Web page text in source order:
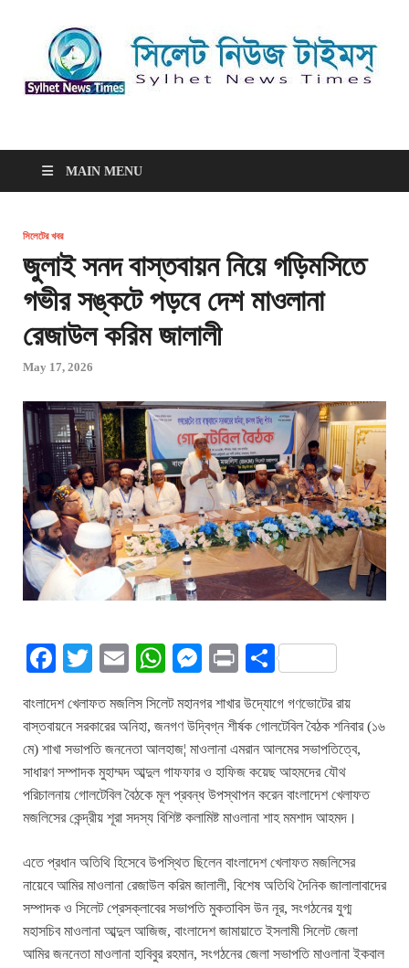
News Times
MAIN MENU
সিলেটের খবর
জুলাই সনদ বাস্তবায়ন নিয়ে গড়িমসিতে
গভীর সঙ্কটে পড়বে দেশ মাওলানা
রেজাউল করিম জালালী
May 17, 2026
Fa
bo
ok
T
tte
r
E
ail
W
ts
A
pp
M
se
ng
er
Pr
t
S
re
বাংলাদেশ খেলাফত মজলিস সিলেট মহানগর শাখার উদ্যোগে গণভোটের রায়
বাস্তবায়নে সরকারের অনিহা, জনগণ উদ্বিগ্ন শীর্ষক গোলটেবিল বৈঠক শনিবার (১৬
মে) শাখা সভাপতি জননেতা আলহাজ¦ মাওলানা এমরান আলমের সভাপতিত্বে,
সাধারণ সম্পাদক মুহাম্মদ আব্দুল গাফফার ও হাফিজ কয়েছ আহমদের যৌথ
পরিচালনায় গোলটেবিল বৈঠকে মূল প্রবন্ধ উপস্থাপন করেন বাংলাদেশ খেলাফত
মজলিসের কেন্দ্রীয় শূরা সদস্য বিশিষ্ট কলামিষ্ট মাওলানা শাহ মমশাদ আহমদ।
এতে প্রধান অতিথি হিসেবে উপস্থিত ছিলেন বাংলাদেশ খেলাফত মজলিসের
নায়েবে আমির মাওলানা রেজাউল করিম জালালী, বিশেষ অতিথি দৈনিক জালালাবাদের
সম্পাদক ও সিলেট প্রেসক্লাবের সভাপতি মুকতাবিস উন নূর, সংগঠনের যুগ্ম
মহাসচিব মাওলানা আব্দুল আজিজ, বাংলাদেশ জামায়াতে ইসলামী সিলেট জেলা
আমির জননেতা মাওলানা হাবিবুর রহমান, সংগঠনের জেলা সভাপতি মাওলানা ইকবাল